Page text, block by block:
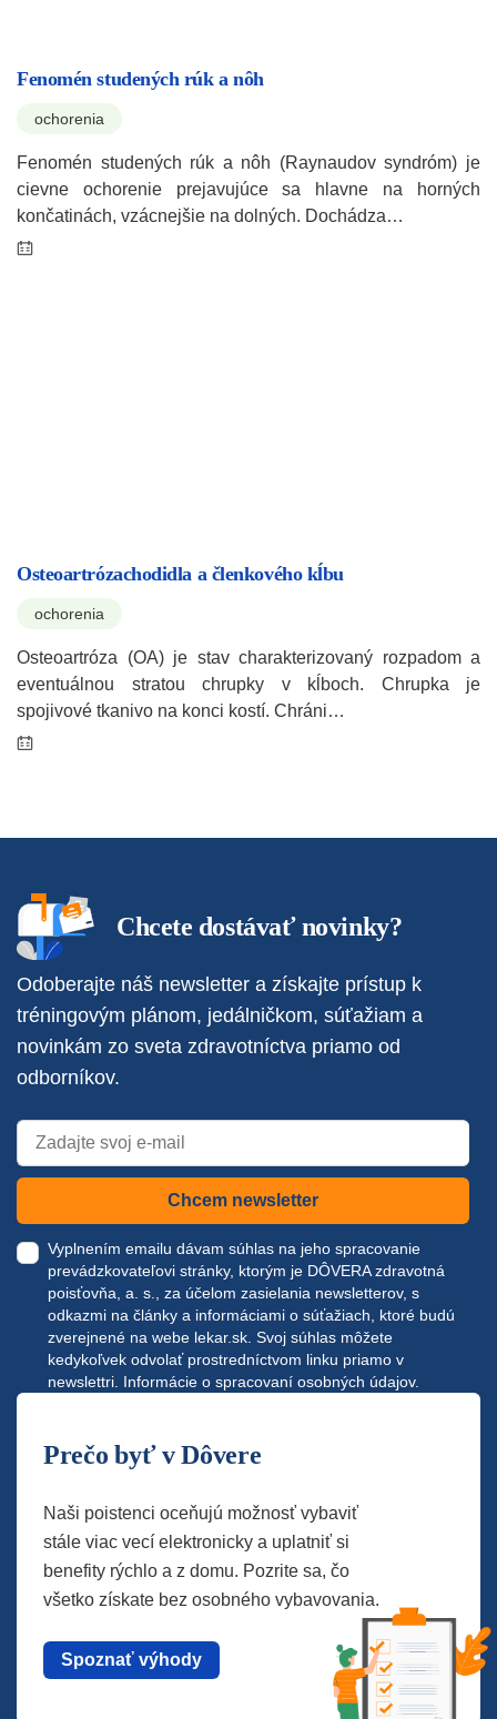
Fenomén studených rúk a nôh
ochorenia
Fenomén studených rúk a nôh (Raynaudov syndróm) je
cievne ochorenie prejavujúce sa hlavne na horných
končatinách, vzácnejšie na dolných. Dochádza…
Osteoartrózachodidla a členkového kĺbu
ochorenia
Osteoartróza (OA) je stav charakterizovaný rozpadom a
eventuálnou stratou chrupky v kĺboch. Chrupka je
spojivové tkanivo na konci kostí. Chráni…
Chcete dostávať novinky?
Odoberajte náš newsletter a získajte prístup k
tréningovým plánom, jedálničkom, súťažiam a
novinkám zo sveta zdravotníctva priamo od
odborníkov.
Chcem newsletter
Vyplnením emailu dávam súhlas na jeho spracovanie
prevádzkovateľovi stránky, ktorým je DÔVERA zdravotná
poisťovňa, a. s., za účelom zasielania newsletterov, s
odkazmi na články a informáciami o súťažiach, ktoré budú
zverejnené na webe lekar.sk . Svoj súhlas môžete
kedykoľvek odvolať prostredníctvom linku priamo v
newslettri. Informácie o spracovaní osobných údajov.
Prečo byť v Dôvere
Naši poistenci oceňujú možnosť vybaviť
stále viac vecí elektronicky a uplatniť si
benefity rýchlo a z domu. Pozrite sa, čo
všetko získate bez osobného vybavovania.
Spoznať výhody